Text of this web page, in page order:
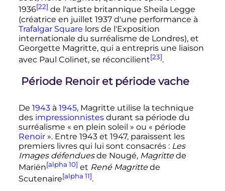
1936[22] de l'artiste britannique Sheila Legge
(créatrice en juillet 1937 d'une performance à
Trafalgar Square lors de l'Exposition
internationale du surréalisme de Londres), et
Georgette Magritte, qui a entrepris une liaison
avec Paul Colinet, se réconcilient[23].
Période Renoir et période vache
De 1943à 1945, Magritte utilise la technique
des impressionnistesdurant sa période du
surréalisme « en plein soleil » ou « période
Renoir ». Entre 1943 et 1947, paraissent les
premiers livres qui lui sont consacrés : Les
Images défenduesde Nougé, Magrittede
Mariën[alpha 10] et René Magrittede
Scutenaire[alpha 11].